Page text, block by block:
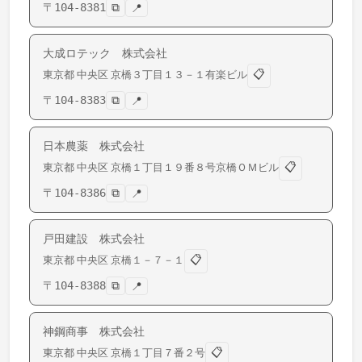
〒 104-8381 ⧉ 📍
大成ロテック 株式会社
東京都 中央区 京橋 ３丁目１３－１有楽ビル 📋
〒 104-8383 ⧉ 📍
日本農薬 株式会社
東京都 中央区 京橋 １丁目１９番８号京橋ＯＭビル 📋
〒 104-8386 ⧉ 📍
戸田建設 株式会社
東京都 中央区 京橋 １－７－１
📋
〒 104-8388 ⧉ 📍
神鋼商事 株式会社
東京都 中央区 京橋 １丁目７番２号 📋